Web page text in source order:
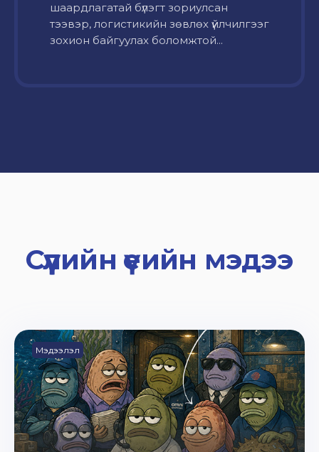
шаардлагатай бүлэгт зориулсан
тээвэр, логистикийн зөвлөх үйлчилгээг
зохион байгуулах боломжтой...
Сүүлийн үеийн мэдээ
Мэдээлэл